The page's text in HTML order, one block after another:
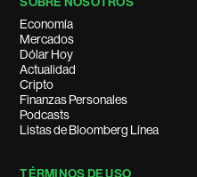
Economía
Mercados
Dólar Hoy
Actualidad
Cripto
Finanzas Personales
Podcasts
Listas de Bloomberg Línea
TÉRMINOS DE USO